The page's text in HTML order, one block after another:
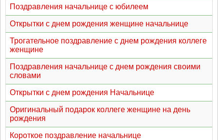
Поздравления начальнице с юбилеем
Открытки с днем рождения женщине начальнице
Трогательное поздравление с днем рождения коллеге
женщине
Поздравления начальнице с днем рождения своими
словами
Открытки с днем рождения Начальнице
Оригинальный подарок коллеге женщине на день
рождения
Короткое поздравление начальнице